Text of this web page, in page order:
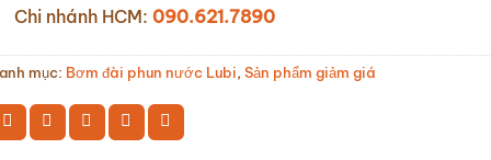
Chi nhánh HCM: 090.621.7890
mục: Bơm đài phun nước Lubi,Sản phẩm giảm giá